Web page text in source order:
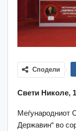
Сподели
Свети Николе,
Mеѓународниот
Державин“ во